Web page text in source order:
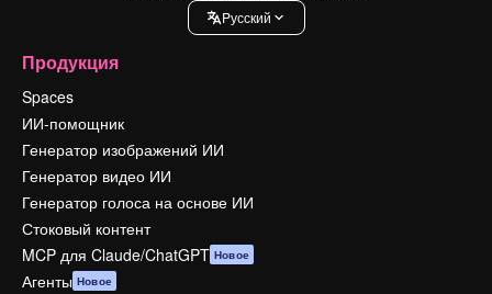
Pусский
Продукция
Spaces
ИИ-помощник
Генератор изображений ИИ
Генератор видео ИИ
Генератор голоса на основе ИИ
Стоковый контент
MCP для Claude/ChatGPT Новое
Агенты Новое